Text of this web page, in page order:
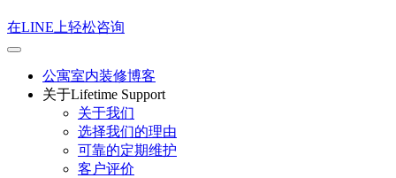
在LINE上轻松咨询
公寓室内装修博客
关于Lifetime Support
关于我们
选择我们的理由
可靠的定期维护
客户评价